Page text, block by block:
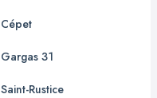
Cépet
Gargas 31
Saint-Rustice